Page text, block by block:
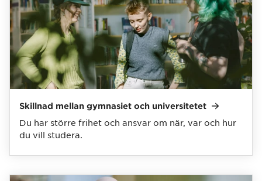
Skillnad mellan gymnasiet och universitetet
Du har större frihet och ansvar om när, var och hur
du vill studera.